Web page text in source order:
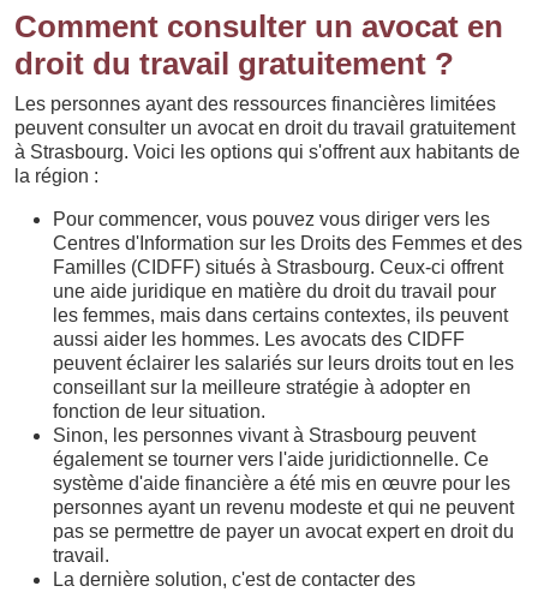
Comment consulter un avocat en
droit du travail gratuitement ?
Les personnes ayant des ressources financières limitées
peuvent consulter un avocat en droit du travail gratuitement
à Strasbourg. Voici les options qui s'offrent aux habitants de
la région :
Pour commencer, vous pouvez vous diriger vers les
Centres d'Information sur les Droits des Femmes et des
Familles (CIDFF) situés à Strasbourg. Ceux-ci offrent
une aide juridique en matière du droit du travail pour
les femmes, mais dans certains contextes, ils peuvent
aussi aider les hommes. Les avocats des CIDFF
peuvent éclairer les salariés sur leurs droits tout en les
conseillant sur la meilleure stratégie à adopter en
fonction de leur situation.
Sinon, les personnes vivant à Strasbourg peuvent
également se tourner vers l'aide juridictionnelle. Ce
système d'aide financière a été mis en œuvre pour les
personnes ayant un revenu modeste et qui ne peuvent
pas se permettre de payer un avocat expert en droit du
travail.
La dernière solution, c'est de contacter des